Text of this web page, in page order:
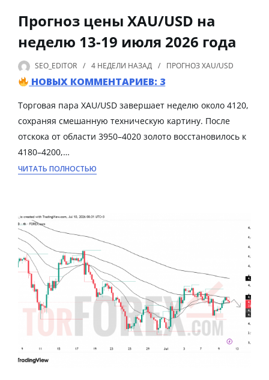
Прогноз цены XAU/USD на
неделю 13-19 июля 2026 года
SEO_EDITOR 4 НЕДЕЛИ НАЗАД ПРОГНОЗ XAU/USD
НОВЫХ КОММЕНТАРИЕВ: 3
Торговая пара XAU/USD завершает неделю около 4120,
сохраняя смешанную техническую картину. После
отскока от области 3950–4020 золото восстановилось к
4180–4200,…
ЧИТАТЬ ПОЛНОСТЬЮ